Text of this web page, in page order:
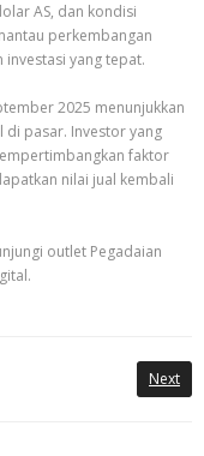
AS, dan kondisi
perkembangan
yang tepat.
2025 menunjukkan
pasar. Investor yang
faktor
nilai jual kembali
outlet Pegadaian
Next